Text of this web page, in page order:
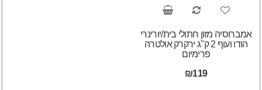
אמברוסיה מזון חתולי בית/יורינרי
הודו ועוף 2 ק"ג ירקרק אולטרה
פרימיום
₪119